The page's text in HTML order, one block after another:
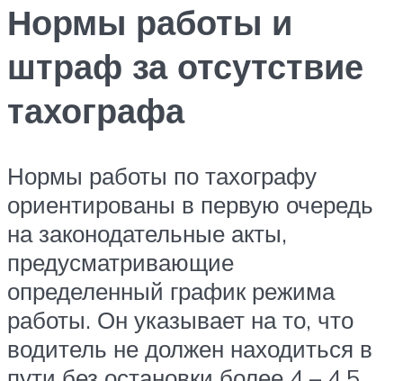
Нормы работы и
штраф за отсутствие
тахографа
Нормы работы по тахографу
ориентированы в первую очередь
на законодательные акты,
предусматривающие
определенный график режима
работы. Он указывает на то, что
водитель не должен находиться в